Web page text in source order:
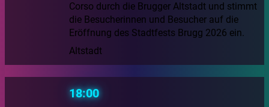
Corso durch die Brugger Altstadt und stimmt
die Besucherinnen und Besucher auf die
Eröffnung des Stadtfests Brugg 2026 ein.
Altstadt
18:00